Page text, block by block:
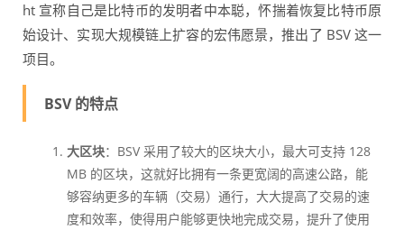
ht 宣称自己是比特币的发明者中本聪，怀揣着恢复比特币原
始设计、实现大规模链上扩容的宏伟愿景，推出了 BSV 这一
项目。
BSV 的特点
大区块：BSV 采用了较大的区块大小，最大可支持 128
MB 的区块，这就好比拥有一条更宽阔的高速公路，能
够容纳更多的车辆（交易）通行，大大提高了交易的速
度和效率，使得用户能够更快地完成交易，提升了使用